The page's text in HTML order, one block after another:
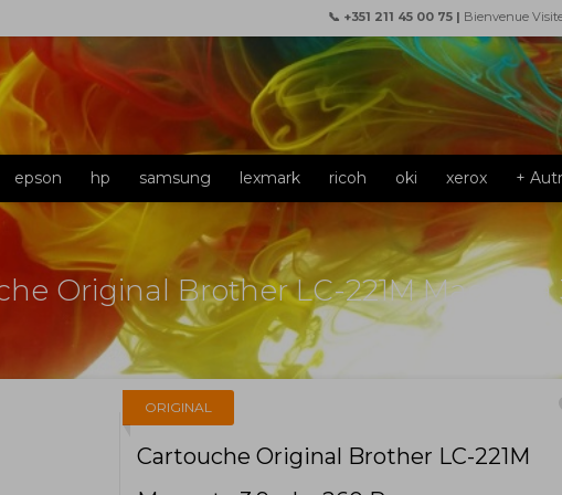
📞 +351 211 45 00 75 | Bienvenue
epson hp samsung lexmark ricoh oki xerox +
Original Brother LC-221M Magenta
ORIGINAL
Cartouche Original Brother LC-221M